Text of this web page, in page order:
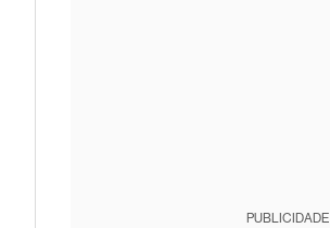
PUBLICIDADE